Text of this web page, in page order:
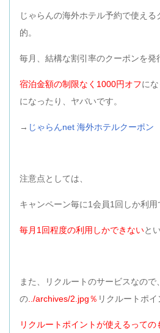
じゃらんの海外ホテル予約で使える
的。
毎月、結構な割引率のクーポンを発
宿泊金額の制限なく1000円オフにな
になったり、ヤバいです。
→ じゃらんnet 海外ホテルクーポン
注意点としては、
キャンペーン毎に1会員1回しか利用
毎月1回程度の利用しかできないと
また、リクルートのサービスなので
の../archives/2.jpg％ リクルートポイ
リクルートポイントが使えるっての